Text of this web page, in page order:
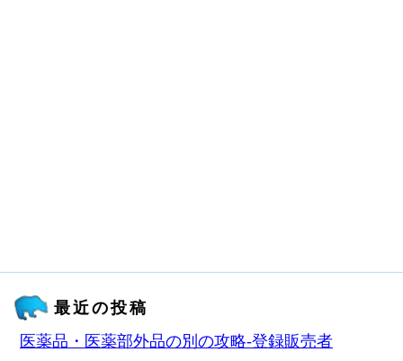
最近の投稿
医薬品・医薬部外品の別の攻略‐登録販売者